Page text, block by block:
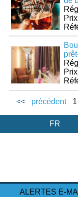
<< précédent 1
FR
ALERTES E-